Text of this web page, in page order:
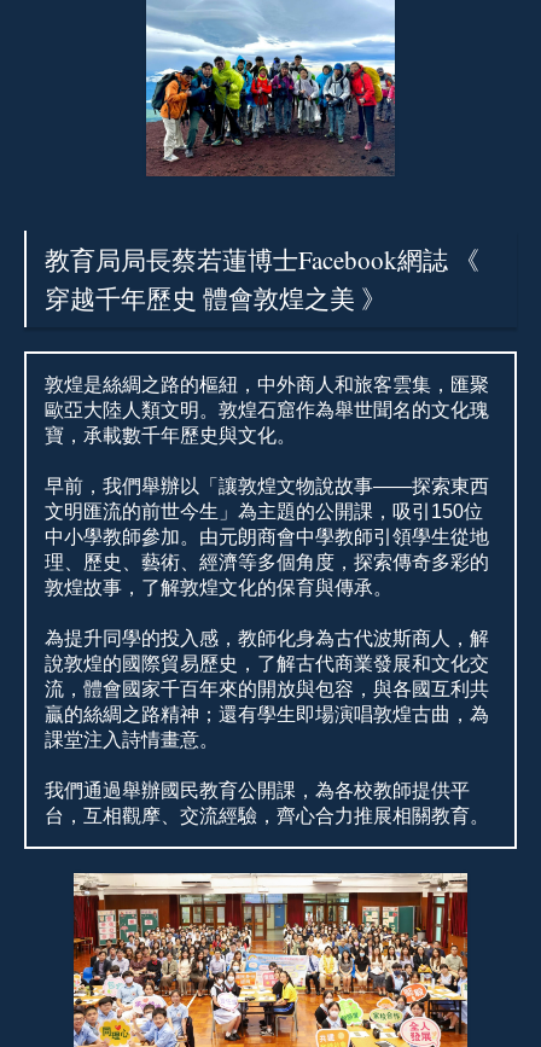
教育局局長蔡若蓮博士Facebook網誌 《
穿越千年歷史 體會敦煌之美 》
敦煌是絲綢之路的樞紐，中外商人和旅客雲集，匯聚
歐亞大陸人類文明。敦煌石窟作為舉世聞名的文化瑰
寶，承載數千年歷史與文化。
早前，我們舉辦以「讓敦煌文物說故事——探索東西
文明匯流的前世今生」為主題的公開課，吸引150位
中小學教師參加。由元朗商會中學教師引領學生從地
理、歷史、藝術、經濟等多個角度，探索傳奇多彩的
敦煌故事，了解敦煌文化的保育與傳承。
為提升同學的投入感，教師化身為古代波斯商人，解
說敦煌的國際貿易歷史，了解古代商業發展和文化交
流，體會國家千百年來的開放與包容，與各國互利共
贏的絲綢之路精神；還有學生即場演唱敦煌古曲，為
課堂注入詩情畫意。
我們通過舉辦國民教育公開課，為各校教師提供平
台，互相觀摩、交流經驗，齊心合力推展相關教育。